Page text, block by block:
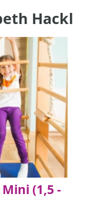
Hackl
(1,5 -